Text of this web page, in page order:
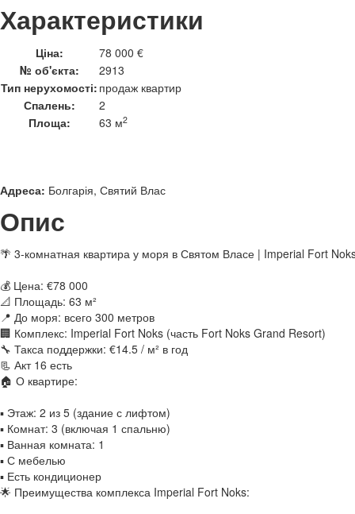
Характеристики
Ціна:
78 000 €
№ об'єкта:
2913
Тип нерухомості: продаж квартир
Спалень:
2
Площа:
63 м2
Адреса: Болгарія, Святий Влас
Опис
🌴 3-комнатная квартира у моря в Святом Власе | Imperial Fort
💰 Цена: €78 000
📐 Площадь: 63 м²
📍 До моря: всего 300 метров
🏢 Комплекс: Imperial Fort Noks (часть Fort Noks Grand Resort)
🔧 Такса поддержки: €14.5 / м² в год
📃 Акт 16 есть
🏠 О квартире:
▪️ Этаж: 2 из 5 (здание с лифтом)
▪️ Комнат: 3 (включая 1 спальню)
▪️ Ванная комната: 1
▪️ С мебелью
▪️ Есть кондиционер
🌟 Преимущества комплекса Imperial Fort Noks: